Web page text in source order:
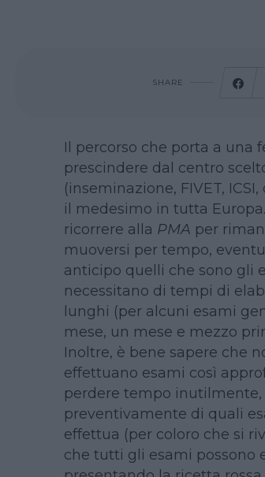
SHARE
Il percorso che porta a una
prescindere dal centro
(inseminazione, FIVET,
il medesimo in tutta
ricorrere alla PMA per
muoversi per tempo,
anticipo quelli che sono gli
necessitano di tempi di
lunghi (per alcuni esami
mese, un mese e mezzo
Inoltre, è bene sapere che
effettuano esami così
perdere tempo inutilmente,
preventivamente di quali
effettua (per coloro che si
che tutti gli esami possono